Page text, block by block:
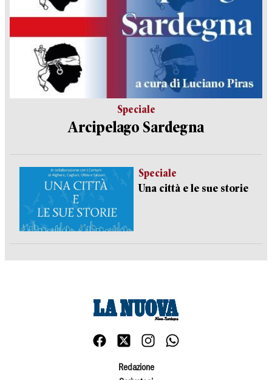
Speciale
Arcipelago Sardegna
Speciale
Una città e le sue storie
Redazione